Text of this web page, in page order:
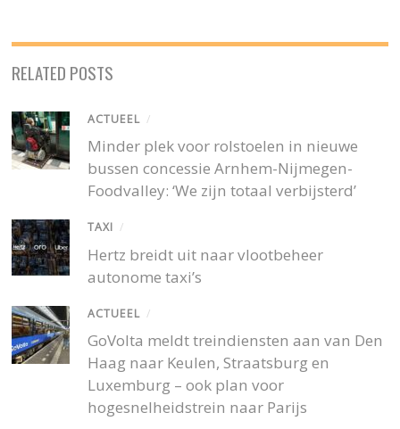
RELATED POSTS
ACTUEEL /
Minder plek voor rolstoelen in nieuwe
bussen concessie Arnhem-Nijmegen-
Foodvalley: ‘We zijn totaal verbijsterd’
TAXI /
Hertz breidt uit naar vlootbeheer
autonome taxi’s
ACTUEEL /
GoVolta meldt treindiensten aan van Den
Haag naar Keulen, Straatsburg en
Luxemburg – ook plan voor
hogesnelheidstrein naar Parijs